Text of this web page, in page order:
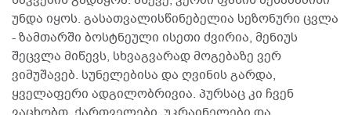
უნდა იყოს. გასათვალისწინებელია სეზონური ცვლა
- ზამთარში ბოსტნეული ისეთი ძვირია, მენიუს
შეცვლა მიწევს, სხვაგვარად მოგებაზე ვერ
ვიმუშავებ. სუნელებისა და ღვინის გარდა,
ყველაფერი ადგილობრივია. პურსაც კი ჩვენ